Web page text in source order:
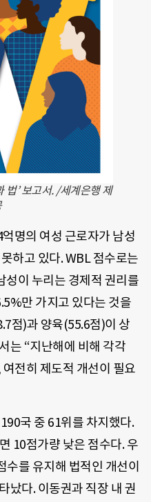
법’ 보고서. /세계은행 제
명의 여성 근로자가 남성
하고 있다. WBL 점수로는
성이 누리는 경제적 권리를
만 가지고 있다는 것을
점)과 양육(55.6점)이 상
는 “지난해에 비해 각각
전히 제도적 개선이 필요
국 중 61위를 차지했다.
10점가량 낮은 점수다. 우
를 유지해 법적인 개선이
났다. 이동권과 직장 내 권